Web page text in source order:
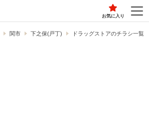
お気に入り
関市 下之保(戸丁) ドラッグストアのチラシ一覧